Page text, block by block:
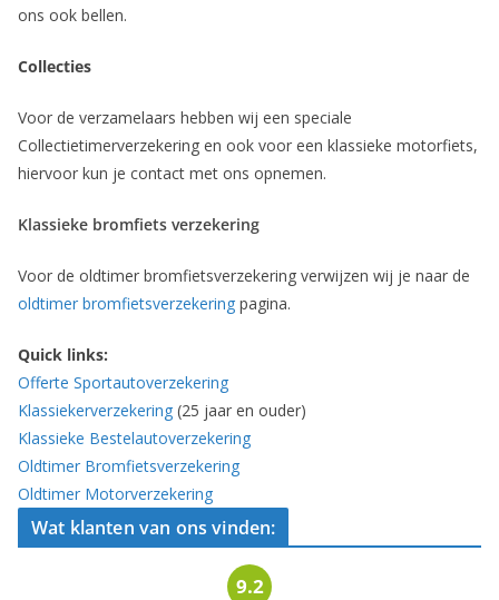
ons ook bellen.
Collecties
Voor de verzamelaars hebben wij een speciale
Collectietimerverzekering en ook voor een klassieke motorfiets,
hiervoor kun je contact met ons opnemen.
Klassieke bromfiets verzekering
Voor de oldtimer bromfietsverzekering verwijzen wij je naar de
oldtimer bromfietsverzekering pagina.
Quick links:
Offerte Sportautoverzekering
Klassiekerverzekering (25 jaar en ouder)
Klassieke Bestelautoverzekering
Oldtimer Bromfietsverzekering
Oldtimer Motorverzekering
Wat klanten van ons vinden:
9.2